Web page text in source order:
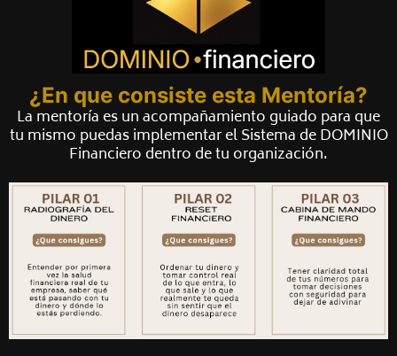
¿En que consiste esta Mentoría?
La mentoría es un acompañamiento guiado para que
tu mismo puedas implementar el Sistema de DOMINIO
Financiero dentro de tu organización.